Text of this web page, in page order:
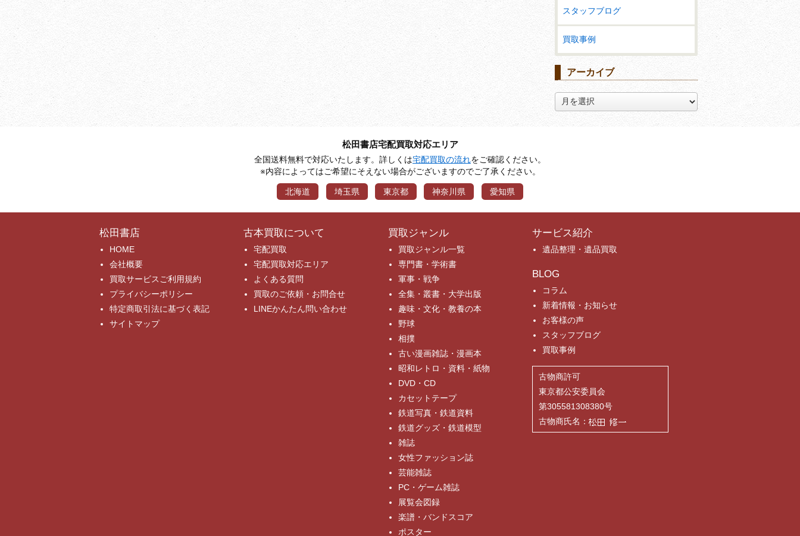
スタッフブログ
買取事例
アーカイブ
ー
松田書店宅配買取対応エリア
全国送料無料で対応いたします。詳しくは宅配買取の流れをご確認ください。
※内容によってはご希望にそえない場合がございますのでご了承ください。
北海道 埼玉県 東京都 神奈川県 愛知県
松田書店
HOME
会社概要
買取サービスご利用規約
プライバシーポリシー
特定商取引法に基づく表記
サイトマップ
古本買取について
宅配買取
宅配買取対応エリア
よくある質問
買取のご依頼・お問合せ
LINEかんたん問い合わせ
買取ジャンル
買取ジャンル一覧
専門書・学術書
軍事・戦争
全集・叢書・大学出版
趣味・文化・教養の本
野球
相撲
古い漫画雑誌・漫画本
昭和レトロ・資料・紙物
DVD・CD
カセットテープ
鉄道写真・鉄道資料
鉄道グッズ・鉄道模型
雑誌
女性ファッション誌
芸能雑誌
PC・ゲーム雑誌
展覧会図録
楽譜・バンドスコア
ポスター
サービス紹介
遺品整理・遺品買取
BLOG
コラム
新着情報・お知らせ
お客様の声
スタッフブログ
買取事例
古物商許可
東京都公安委員会
第305581308380号
古物商氏名：